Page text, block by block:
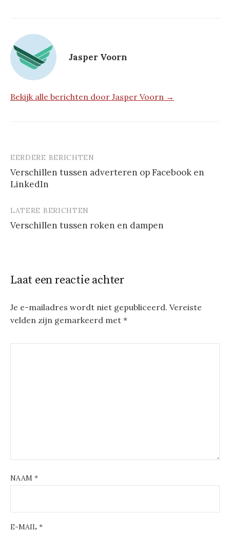
Jasper Voorn
Bekijk alle berichten door Jasper Voorn →
Berichtnavigatie
EERDERE BERICHTEN
Verschillen tussen adverteren op Facebook en
LinkedIn
LATERE BERICHTEN
Verschillen tussen roken en dampen
Laat een reactie achter
Je e-mailadres wordt niet gepubliceerd. Vereiste
velden zijn gemarkeerd met *
NAAM *
E-MAIL *